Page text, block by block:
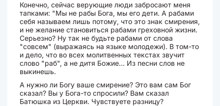
Конечно, сейчас верующие люди забросают меня
тапками: "Мы не рабы Бога, мы его дети. А рабами
себя называем лишь потому, что это знак смирения,
и не желание становиться рабами греховной жизни.
Серьезно? Ну так не будьте рабами от слова
"совсем" (выражаясь на языке молодежи). В том-то
и дело, что во всех молитвенных текстах звучит
слово "раб", а не дитя Божие... Из песни слов не
выкинешь.
А нужно ли Богу ваше смирение? Это вам сам Бог
сказал? Вы у Бога-то спросили? Вам сказал
Батюшка из Церкви. Чувствуете разницу?